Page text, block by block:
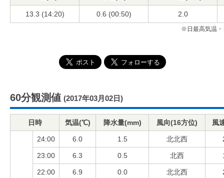
13.3 (14:20) 0.6 (00:50) 2.0
※日最高気温・
60分観測値 (2017年03月02日)
日時 気温(℃) 降水量(mm) 風向(16方位) 風
24:00 6.0 1.5 北北西
23:00 6.3 0.5 北西
22:00 6.9 0.0 北北西